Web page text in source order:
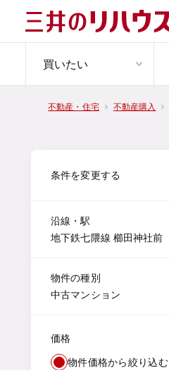
買いたい
不動産・住宅 不動産購入
条件を変更する
沿線・駅
地下鉄七隈線 櫛田神社前
物件の種別
中古マンション
価格
物件価格から絞り込む